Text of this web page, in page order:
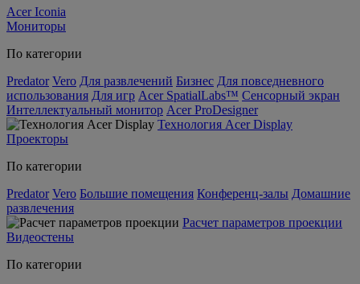
Acer Iconia
Мониторы
По категории
Predator Vero Для развлечений Бизнес Для повседневного
использования Для игр Acer SpatialLabs™ Сенсорный экран
Интеллектуальный монитор Acer ProDesigner
Технология Acer Display
Проекторы
По категории
Predator Vero Большие помещения Конференц-залы Домашние
развлечения
Расчет параметров проекции
Видеостены
По категории